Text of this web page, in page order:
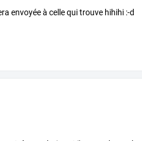
envoyée à celle qui trouve hihihi :-d